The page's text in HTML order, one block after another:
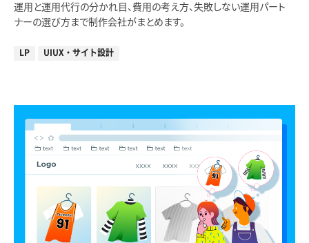
運用と運用代行の分かれ目、費用の考え方、失敗しない運用パート
ナーの選び方まで制作会社がまとめます。
LP UIUX・サイト設計